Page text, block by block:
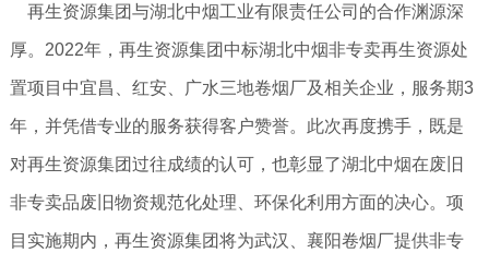
再生资源集团与湖北中烟工业有限责任公司的合作渊源深
厚。2022年，再生资源集团中标湖北中烟非专卖再生资源处
置项目中宜昌、红安、广水三地卷烟厂及相关企业，服务期3
年，并凭借专业的服务获得客户赞誉。此次再度携手，既是
对再生资源集团过往成绩的认可，也彰显了湖北中烟在废旧
非专卖品废旧物资规范化处理、环保化利用方面的决心。项
目实施期内，再生资源集团将为武汉、襄阳卷烟厂提供非专